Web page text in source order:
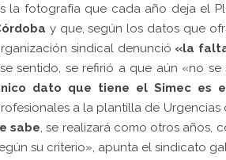
la fotografía que cada año deja el
y que, según los datos que
sindical denunció «la
sentido, se refirió a que aún «no
dato que tiene el Simec es
a la plantilla de Urgencias
sabe, se realizará como otros años,
su criterio», apunta el sindicato